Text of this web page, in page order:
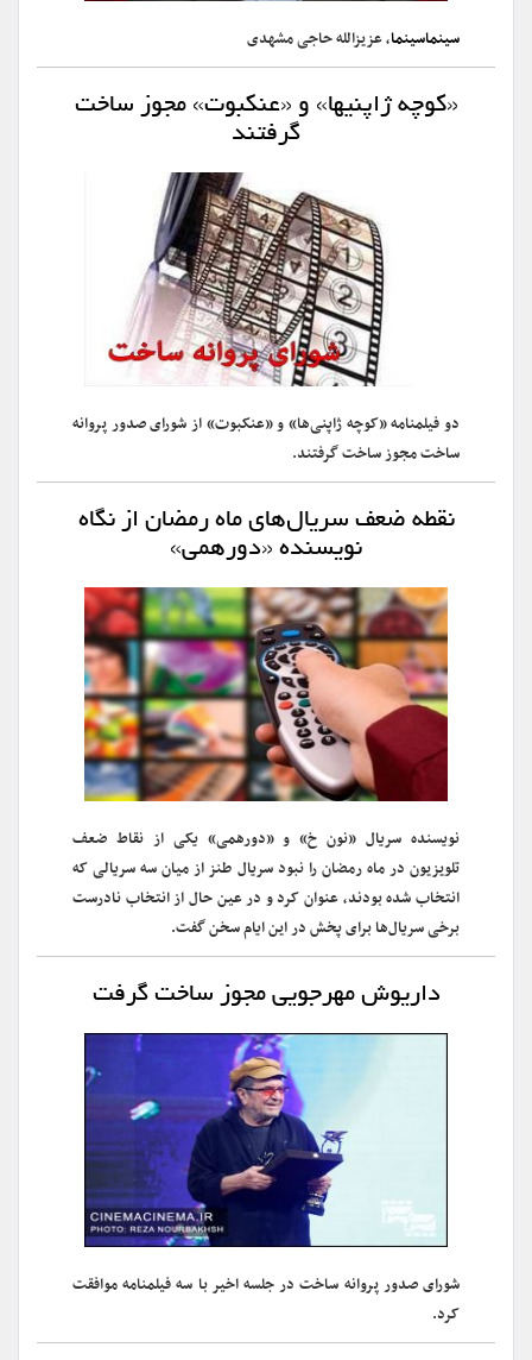
سینماسینما، عزیزالله حاجی مشهدی
«کوچه ژاپنی‎ها» و «عنکبوت» مجوز ساخت
گرفتند
دو فیلمنامه «کوچه ژاپنی‌ها» و «عنکبوت» از شورای صدور پروانه
ساخت مجوز ساخت گرفتند.
نقطه ضعف سریال‌های ماه رمضان از نگاه
نویسنده «دورهمی»
نویسنده سریال «نون خ» و «دورهمی» یکی از نقاط ضعف
تلویزیون در ماه رمضان را نبود سریال طنز از میان سه سریالی که
انتخاب شده‌ بودند، عنوان کرد و در عین حال از انتخاب نادرست
برخی سریال‌ها برای پخش در این ایام سخن گفت.
داریوش مهرجویی مجوز ساخت گرفت
شورای صدور پروانه ساخت در جلسه اخیر با سه فیلمنامه موافقت
کرد.